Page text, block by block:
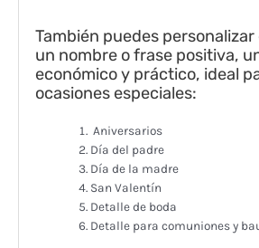
También puedes
un nombre o frase positiva,
económico y práctico, ideal
ocasiones especiales:
Aniversarios
Día del padre
Día de la madre
San Valentín
Detalle de boda
Detalle para comuniones y